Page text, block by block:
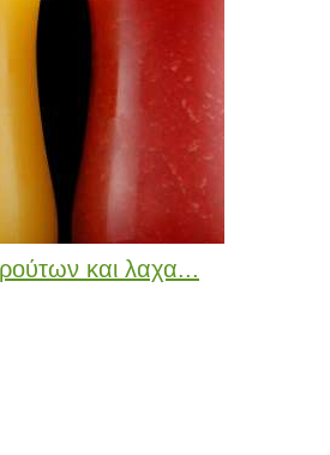
και λαχα...